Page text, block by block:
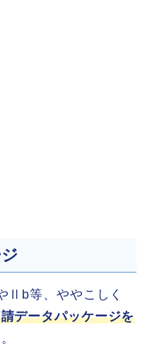
Ⅱb等、ややこしく
データパッケージを